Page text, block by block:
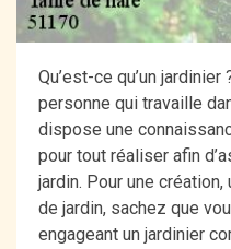
Qu’est-ce qu’un
personne qui travaille
dispose une
pour tout réaliser afin
jardin. Pour une
de jardin, sachez que
engageant un jardinier